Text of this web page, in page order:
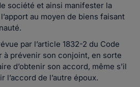
société et ainsi manifester la
au moyen de biens faisant
par l’article 1832-2 du Code
à prévenir son conjoint, en sorte
d’obtenir son accord, même s’il
l’accord de l’autre époux.